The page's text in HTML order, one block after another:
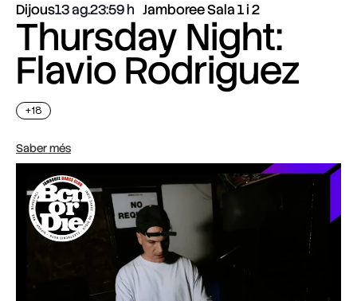
Dijous13 ag.23:59 Jamboree Sala 1 i 2
Thursday Night:
Flavio Rodriguez
+18
Saber més